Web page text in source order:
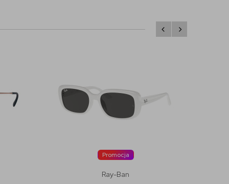
Promocja
Ray-Ban